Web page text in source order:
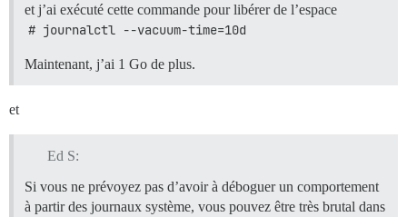
et j’ai exécuté cette commande pour libérer de l’espace
# journalctl --vacuum-time=10d
Maintenant, j’ai 1 Go de plus.
et
Ed S:
Si vous ne prévoyez pas d’avoir à déboguer un comportement
à partir des journaux système, vous pouvez être très brutal dans